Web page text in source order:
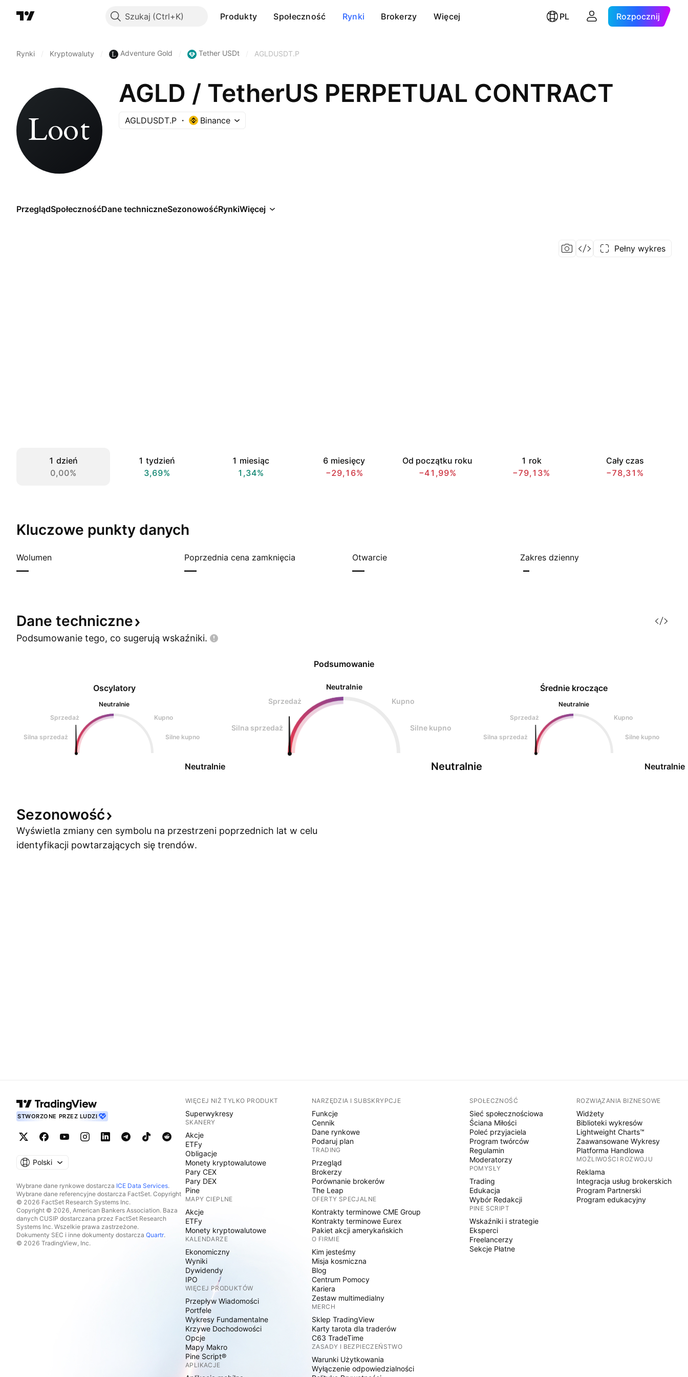
Szukaj Produkty Społeczność Rynki Brokerzy Więcej PL Rozpocznij
Rynki Kryptowaluty Adventure Gold Tether USDt AGLDUSDT.P
AGLD / TetherUS PERPETUAL CONTRACT
AGLDUSDT.P Binance
PrzeglądSpołecznośćDane techniczneSezonowośćRynkiWięcej
Pełny wykres
1 dzień
0,00%
1 tydzień
3,69%
1 miesiąc
1,34%
6 miesięcy
−29,16%
Od początku roku
−41,99%
1 rok
−79,13%
Cały czas
−78,31%
Kluczowe punkty danych
Wolumen
—
Poprzednia cena zamknięcia
—
Otwarcie
—
Zakres dzienny
–
Dane techniczne
Podsumowanie tego, co sugerują wskaźniki.
Oscylatory
Neutralnie
Sprzedaż
Kupno
Silna sprzedaż Silne kupno
Neutralnie
Podsumowanie
Neutralnie
Sprzedaż
Kupno
Silna sprzedaż Silne kupno
Neutralnie
Średnie kroczące
Neutralnie
Sprzedaż
Kupno
Silna sprzedaż Silne kupno
Neutralnie
Sezonowość
Wyświetla zmiany cen symbolu na przestrzeni poprzednich lat w celu
identyfikacji powtarzających się trendów.
STWORZONE PRZEZ LUDZI
Polski
Wybrane dane rynkowe dostarcza ICE Data Services.
Wybrane dane referencyjne dostarcza FactSet. Copyright
© 2026 FactSet Research Systems Inc.
Copyright © 2026, American Bankers Association. Baza
danych CUSIP dostarczana przez FactSet Research
Systems Inc. Wszelkie prawa zastrzeżone.
Dokumenty SEC i inne dokumenty dostarcza Quartr.
© 2026 TradingView, Inc.
WIĘCEJ NIŻ TYLKO PRODUKT
Superwykresy
SKANERY
Akcje
ETFy
Obligacje
Monety kryptowalutowe
Pary CEX
Pary DEX
Pine
MAPY CIEPLNE
Akcje
ETFy
Monety kryptowalutowe
KALENDARZE
Ekonomiczny
Wyniki
Dywidendy
IPO
WIĘCEJ PRODUKTÓW
Przepływ Wiadomości
Portfele
Wykresy Fundamentalne
Krzywe Dochodowości
Opcje
Mapy Makro
Pine Script®
APLIKACJE
NARZĘDZIA I SUBSKRYPCJE
Funkcje
Cennik
Dane rynkowe
Podaruj plan
TRADING
Przegląd
Brokerzy
Porównanie brokerów
The Leap
OFERTY SPECJALNE
Kontrakty terminowe CME Group
Kontrakty terminowe Eurex
Pakiet akcji amerykańskich
O FIRMIE
Kim jesteśmy
Misja kosmiczna
Blog
Centrum Pomocy
Kariera
Zestaw multimedialny
MERCH
Sklep TradingView
Karty tarota dla traderów
C63 TradeTime
ZASADY I BEZPIECZEŃSTWO
Warunki Użytkowania
Wyłączenie odpowiedzialności
SPOŁECZNOŚĆ
Sieć społecznościowa
Ściana Miłości
Poleć przyjaciela
Program twórców
Regulamin
Moderatorzy
POMYSŁY
Trading
Edukacja
Wybór Redakcji
PINE SCRIPT
Wskaźniki i strategie
Eksperci
Freelancerzy
Sekcje Płatne
ROZWIĄZANIA BIZNESOWE
Widżety
Biblioteki wykresów
Lightweight Charts™
Zaawansowane Wykresy
Platforma Handlowa
MOŻLIWOŚCI ROZWOJU
Reklama
Integracja usług brokerskich
Program Partnerski
Program edukacyjny